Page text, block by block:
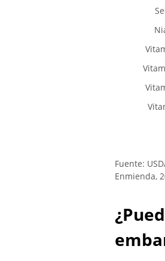
Fuente:
Enmienda,